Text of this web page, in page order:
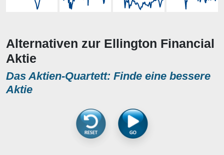
Alternativen zur Ellington Financial
Aktie
Das Aktien-Quartett: Finde eine bessere
Aktie